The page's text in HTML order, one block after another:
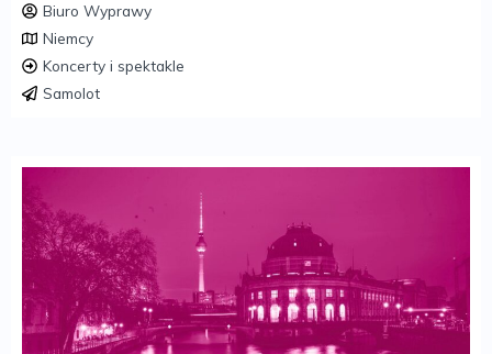
Biuro Wyprawy
Niemcy
Koncerty i spektakle
Samolot